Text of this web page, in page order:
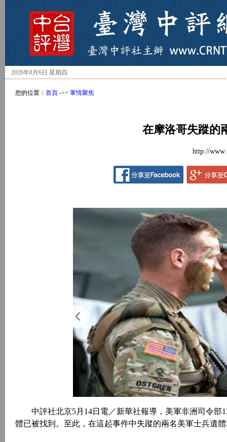
2026年8月6日 星期四
您的位置： 首頁 ->> 軍情聚焦
在摩洛哥失蹤的
http://
中評社北京5月14日電／新華社報導，美軍非洲司令部
體已被找到。至此，在這起事件中失蹤的兩名美軍士兵遺